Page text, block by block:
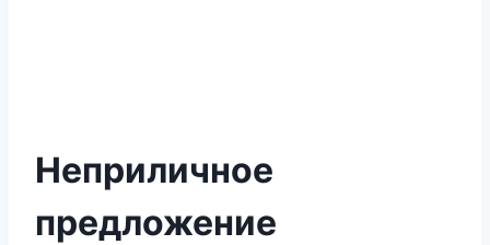
Неприличное
предложение